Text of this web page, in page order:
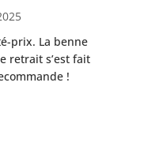
prix. La benne
retrait s’est fait
!